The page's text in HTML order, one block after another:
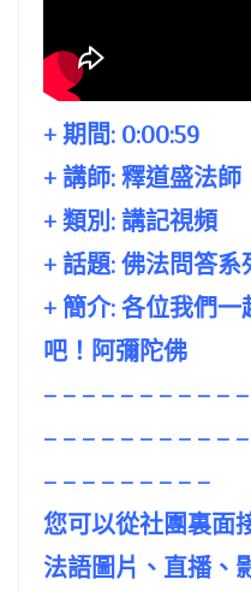
+ 期間: 0:00:59
+ 講師: 釋道盛法師
+ 類別: 講記視頻
+ 話題: 佛法問答系
+ 簡介: 各位我們
吧！阿彌陀佛
– – – – – – – – – –
– – – – – – – – – –
– – – – – – – – –
您可以從社團裏面
法語圖片、直播、